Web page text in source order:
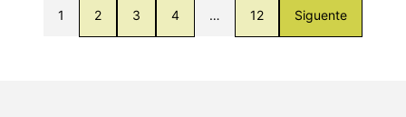
1 2 3 4 … 12 Siguente